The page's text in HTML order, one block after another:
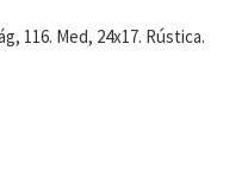
116. Med, 24x17. Rústica.